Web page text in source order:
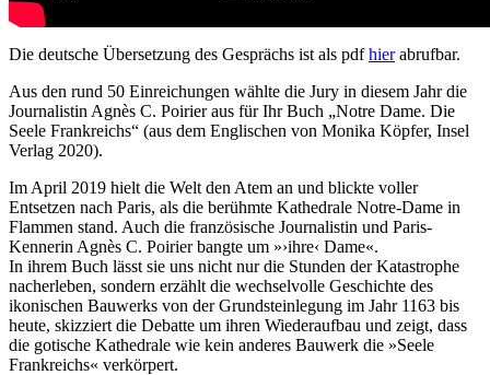
Die deutsche Übersetzung des Gesprächs ist als pdfhierabrufbar.
Aus den rund 50 Einreichungen wählte die Jury in diesem Jahr die
Journalistin Agnès C. Poirier aus für Ihr Buch „Notre Dame. Die
Seele Frankreichs“ (aus dem Englischen von Monika Köpfer, Insel
Verlag 2020).
Im April 2019 hielt die Welt den Atem an und blickte voller
Entsetzen nach Paris, als die berühmte Kathedrale Notre-Dame in
Flammen stand. Auch die französische Journalistin und Paris-
Kennerin Agnès C. Poirier bangte um »›ihre‹ Dame«.
In ihrem Buch lässt sie uns nicht nur die Stunden der Katastrophe
nacherleben, sondern erzählt die wechselvolle Geschichte des
ikonischen Bauwerks von der Grundsteinlegung im Jahr 1163 bis
heute, skizziert die Debatte um ihren Wiederaufbau und zeigt, dass
die gotische Kathedrale wie kein anderes Bauwerk die »Seele
Frankreichs« verkörpert.